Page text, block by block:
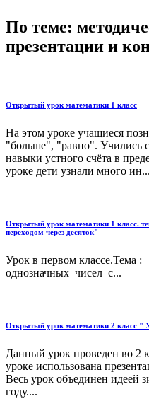
По теме:
презентации и
Открытый урок математики 1 класс
На этом уроке учащиеся
"больше", "равно". Учились
навыки устного счёта в
уроке дети узнали много ин...
Открытый урок математики 1 класс.
переходом через десяток"
Урок в первом
однозначных чисел с...
Открытый урок математики 2 класс "
Данный урок проведен во 2
уроке использована
Весь урок объединен идеей
году....